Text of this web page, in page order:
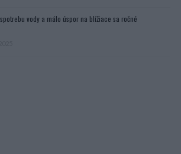
vody a málo úspor na blížiace sa ročné